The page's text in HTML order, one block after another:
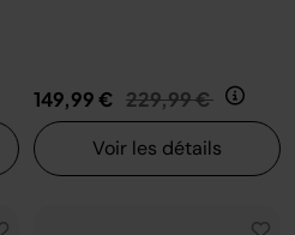
149,99 € Prix réduit de
229,99 € au
Voir les détails